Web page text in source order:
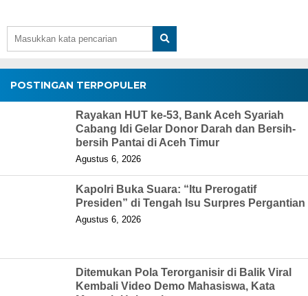
POSTINGAN TERPOPULER
Rayakan HUT ke-53, Bank Aceh Syariah
Cabang Idi Gelar Donor Darah dan Bersih-
bersih Pantai di Aceh Timur
Agustus 6, 2026
Kapolri Buka Suara: “Itu Prerogatif
Presiden” di Tengah Isu Surpres Pergantian
Agustus 6, 2026
Ditemukan Pola Terorganisir di Balik Viral
Kembali Video Demo Mahasiswa, Kata